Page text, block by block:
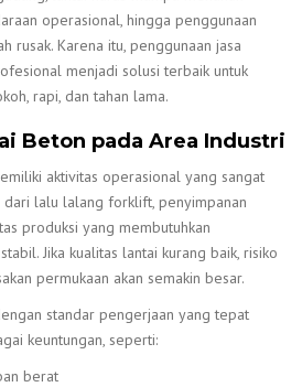
operasional, hingga penggunaan
rusak. Karena itu, penggunaan jasa
menjadi solusi terbaik untuk
rapi, dan tahan lama.
Beton pada Area Industri
aktivitas operasional yang sangat
dari lalu lalang forklift, penyimpanan
produksi yang membutuhkan
Jika kualitas lantai kurang baik, risiko
permukaan akan semakin besar.
standar pengerjaan yang tepat
keuntungan, seperti:
berat